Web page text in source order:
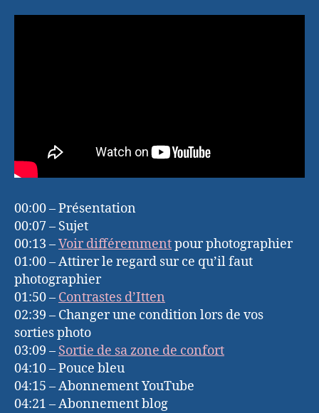
00:00 – Présentation
00:07 – Sujet
00:13 –Voir différemmentpour photographier
01:00 – Attirer le regard sur ce qu’il faut
photographier
01:50 – Contrastes d’Itten
02:39 – Changer une condition lors de vos
sorties photo
03:09 – Sortie de sa zone de confort
04:10 – Pouce bleu
04:15 – Abonnement YouTube
04:21 – Abonnement blog